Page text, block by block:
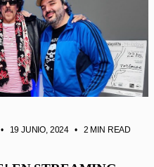
• 19 JUNIO, 2024 • 2 MIN READ